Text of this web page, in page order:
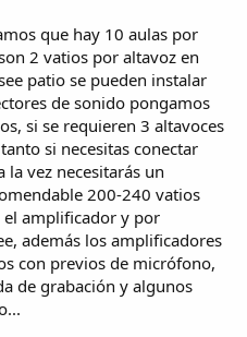
que hay 10 aulas por
2 vatios por altavoz en
patio se pueden instalar
de sonido pongamos
si se requieren 3 altavoces
si necesitas conectar
vez necesitarás un
200-240 vatios
el amplificador y por
además los amplificadores
con previos de micrófono,
de grabación y algunos